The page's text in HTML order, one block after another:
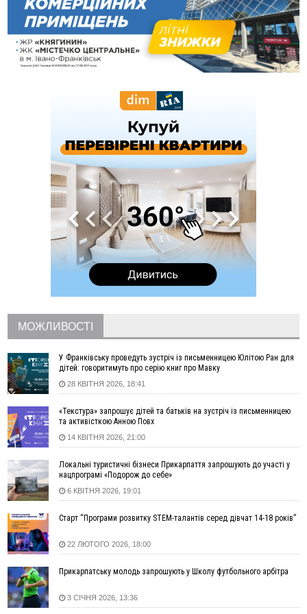
13:46
У Косові судили чоловіка за підпал туалету, через який
згорів сарай і пошкодило хату
13:28
Скандал із собакою на «Новій пошті» стався у Слов'янську,
а не у Франківську. Працівників передумали звільняти
влаштував стрілянину - обійшовся штрафом
Франківця, який приїхав до родичів у росію, засудили
до 13 років за донати в Україні
Мінвідновлення оголосило конкурс на міжобласні
автобусні маршрути з та на Прикарпаття
Прикарпаття втратило у війні з росією ще двох захисників
У Львові пʼяний чоловік з мисливською рушницею
погрожував убити сусідів
Як блендер спрощує приготування страв різної текстури
Рятувальники двічі допомогли людям, які заблукали на
Надвірнянщині
Яку погоду прогнозують синоптики на Прикарпатті цього
На війні загинув захисник з Болехівської громади Андрій
Прокіпчин
08:08
Росія атакувала завод Kromberg & Schubert у Житомирі:
виробництво автокомпонентів призупинено
Вчора
21:36
«Не будь байдужим». У десятках містах Польщі вийшли на
21:14
На Надвірнянщині чоловік застрелив кота з пневматики:
поліція відкрила провадження
18:31
У Франківську водійка Volkswagen збила 12-річного
хлопця на електросамокаті
16:59
«Як умирати — то з музикою»: 100 років від дня
народження уродженця Стецеви Євгена Грицяка, який
13:01
Ветеран з Франківська через суд скасував 17 тисяч
штрафу від ТЦК за неявку по повістці
12:26
ВІДЕО Про франківських лікарів, які рятують військових
від фантомного болю, зняли документальний фільм
11:12
Україна придбала у Туреччини 70 ракет ATACMS та 12
пускових установок M270
МОЖЛИВОСТІ
У Франківську проведуть зустріч із письменницею Юлітою Ран для
дітей: говоритимуть про серію книг про Мавку
28 КВІТНЯ 2026, 18:41
«Текстура» запрошує дітей та батьків на зустріч із письменницею
та активісткою Анною Повх
14 КВІТНЯ 2026, 21:00
Локальні туристичні бізнеси Прикарпаття запрошують до участі у
нацпрограмі «Подорож до себе»
6 КВІТНЯ 2026, 19:01
Старт “Програми розвитку STEM-талантів серед дівчат 14-18 років”
22 ЛЮТОГО 2026, 18:00
Прикарпатську молодь запрошують у Школу футбольного арбітра
3 СІЧНЯ 2026, 13:36